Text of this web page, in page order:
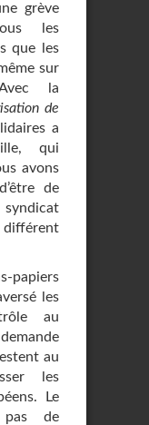
grève
les
que les
sur
la
de
a
qui
avons
de
différent
papiers
les
au
au
les
Le
de